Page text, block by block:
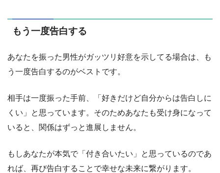
もう一度告白する
あなたを振った男性がガッツリ好意を示してる場合は、も
う一度告白するのがベストです。
相手は一度振った手前、「好きだけど自分からは告白しに
くい」と思っています。そのためあなたも受け身になって
いると、関係はずっと進展しません。
もしあなたが本気で「付き合いたい」と思っているのであ
れば、再び告白することで幸せな未来に繋がります。